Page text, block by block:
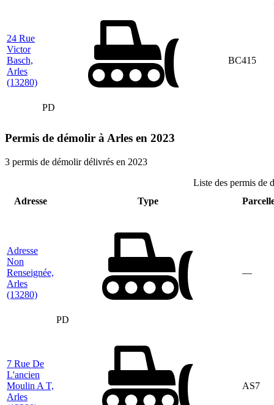
24 Rue
Victor
Basch,
Arles
(13280)
PD
BC415
Permis de démolir à Arles en 2023
3 permis de démolir délivrés en 2023
Liste des permis de
Adresse
Type
Adresse
Non
Renseignée,
Arles
(13280)
PD
—
7 Rue De
L'ancien
Moulin A T,
Arles
AS7